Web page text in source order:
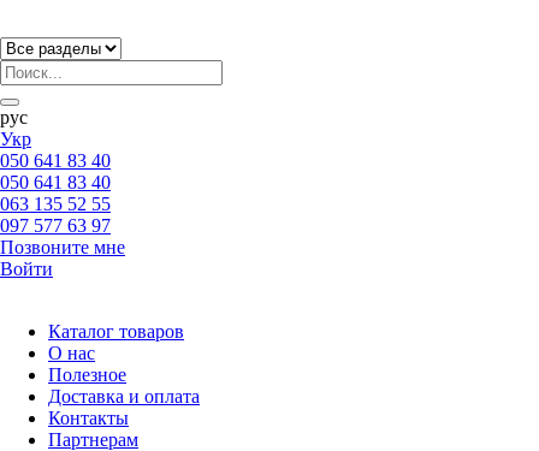
рус
Укр
050 641 83 40
050 641 83 40
063 135 52 55
097 577 63 97
Позвоните мне
Войти
Каталог товаров
О нас
Полезное
Доставка и оплата
Контакты
Партнерам